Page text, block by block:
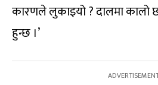
कारणले लुकाइयो ? दालमा कालो छ
हुन्छ ।’